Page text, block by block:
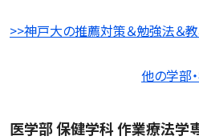
>>神戸大の推薦対策＆勉強法＆
他の学部
医学部 保健学科 作業療法学